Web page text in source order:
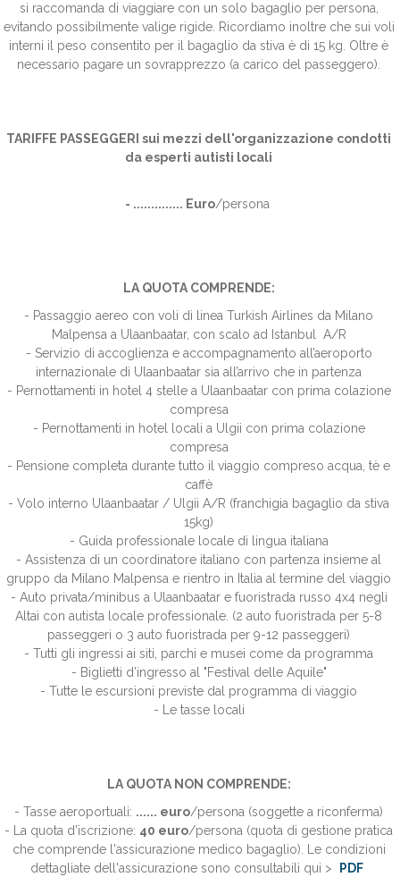
si raccomanda di viaggiare con un solo bagaglio per persona,
evitando possibilmente valige rigide. Ricordiamo inoltre che sui voli
interni il peso consentito per il bagaglio da stiva è di 15 kg. Oltre è
necessario pagare un sovrapprezzo (a carico del passeggero).
TARIFFE PASSEGGERI sui mezzi dell'organizzazione condotti
da esperti autisti locali
- .............. Euro/persona
LA QUOTA COMPRENDE:
- Passaggio aereo con voli di linea Turkish Airlines da Milano
Malpensa a Ulaanbaatar, con scalo ad Istanbul A/R
- Servizio di accoglienza e accompagnamento all’aeroporto
internazionale di Ulaanbaatar sia all’arrivo che in partenza
- Pernottamenti in hotel 4 stelle a Ulaanbaatar con prima colazione
compresa
- Pernottamenti in hotel locali a Ulgii con prima colazione
compresa
- Pensione completa durante tutto il viaggio compreso acqua, tè e
caffè
- Volo interno Ulaanbaatar / Ulgii A/R (franchigia bagaglio da stiva
15kg)
- Guida professionale locale di lingua italiana
- Assistenza di un coordinatore italiano con partenza insieme al
gruppo da Milano Malpensa e rientro in Italia al termine del viaggio
- Auto privata/minibus a Ulaanbaatar e fuoristrada russo 4x4 negli
Altai con autista locale professionale. (2 auto fuoristrada per 5-8
passeggeri o 3 auto fuoristrada per 9-12 passeggeri)
- Tutti gli ingressi ai siti, parchi e musei come da programma
- Biglietti d’ingresso al "Festival delle Aquile"
- Tutte le escursioni previste dal programma di viaggio
- Le tasse locali
LA QUOTA NON COMPRENDE:
- Tasse aeroportuali: ...... euro/persona (soggette a riconferma)
- La quota d'iscrizione: 40 euro/persona (quota di gestione pratica
che comprende l'assicurazione medico bagaglio). Le condizioni
dettagliate dell'assicurazione sono consultabili qui >
PDF